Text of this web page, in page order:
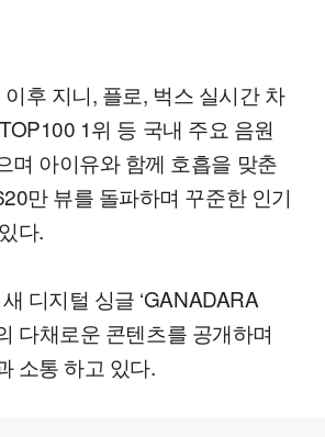
후 지니, 플로, 벅스 실시간 차
1위 등 국내 주요 음원
며 아이유와 함께 호흡을 맞춘
만 뷰를 돌파하며 꾸준한 인기
다.
디지털 싱글 ‘GANADARA
다채로운 콘텐츠를 공개하며
소통 하고 있다.